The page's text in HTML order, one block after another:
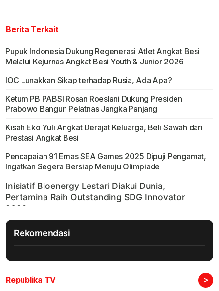
Berita Terkait
Pupuk Indonesia Dukung Regenerasi Atlet Angkat Besi
Melalui Kejurnas Angkat Besi Youth & Junior 2026
IOC Lunakkan Sikap terhadap Rusia, Ada Apa?
Ketum PB PABSI Rosan Roeslani Dukung Presiden
Prabowo Bangun Pelatnas Jangka Panjang
Kisah Eko Yuli Angkat Derajat Keluarga, Beli Sawah dari
Prestasi Angkat Besi
Pencapaian 91 Emas SEA Games 2025 Dipuji Pengamat,
Ingatkan Segera Bersiap Menuju Olimpiade
Rekomendasi
Republika TV >